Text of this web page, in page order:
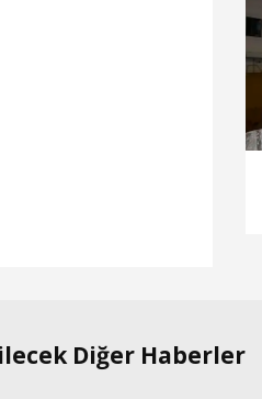
Diğer Haberler